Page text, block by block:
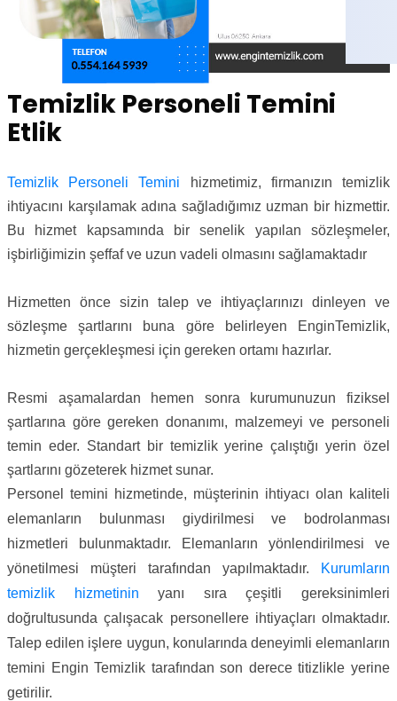
Temizlik Personeli Temini
Etlik
Temizlik Personeli Temini hizmetimiz, firmanızın temizlik
ihtiyacını karşılamak adına sağladığımız uzman bir hizmettir.
Bu hizmet kapsamında bir senelik yapılan sözleşmeler,
işbirliğimizin şeffaf ve uzun vadeli olmasını sağlamaktadır
Hizmetten önce sizin talep ve ihtiyaçlarınızı dinleyen ve
sözleşme şartlarını buna göre belirleyen EnginTemizlik,
hizmetin gerçekleşmesi için gereken ortamı hazırlar.
Resmi aşamalardan hemen sonra kurumunuzun fiziksel
şartlarına göre gereken donanımı, malzemeyi ve personeli
temin eder. Standart bir temizlik yerine çalıştığı yerin özel
şartlarını gözeterek hizmet sunar.
Personel temini hizmetinde, müşterinin ihtiyacı olan kaliteli
elemanların bulunması giydirilmesi ve bodrolanması
hizmetleri bulunmaktadır. Elemanların yönlendirilmesi ve
yönetilmesi müşteri tarafından yapılmaktadır.
Kurumların
temizlik hizmetininyanı sıra çeşitli gereksinimleri
doğrultusunda çalışacak personellere ihtiyaçları olmaktadır.
Talep edilen işlere uygun, konularında deneyimli elemanların
temini Engin Temizlik tarafından son derece titizlikle yerine
getirilir.